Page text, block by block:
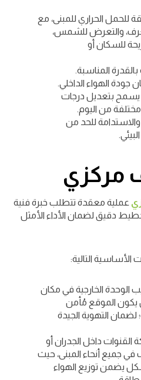
للحمل الحراري للمبنى، مع
والتعرض للشمس،
للسكان أو
بالقدرة المناسبة.
جودة الهواء الداخلي.
يسمح بتعديل درجات
مختلفة من اليوم.
للحد من
مركزي
عملية معقدة تتطلب خبرة فنية
دقيق لضمان الأداء الأمثل
التالية:
الوحدة الخارجية في مكان
يكون الموقع مُأمن
لضمان التهوية الجيدة
القنوات داخل الجدران أو
في جميع أنحاء المبنى، حيث
يضمن توزيع الهواء